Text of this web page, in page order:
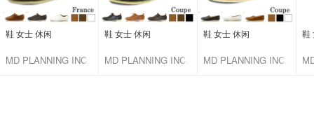
鞋 女士 休闲
MD PLANNING INC.
鞋 女士 休闲
MD PLANNING INC.
鞋 女士 休闲
MD PLANNING INC.
鞋